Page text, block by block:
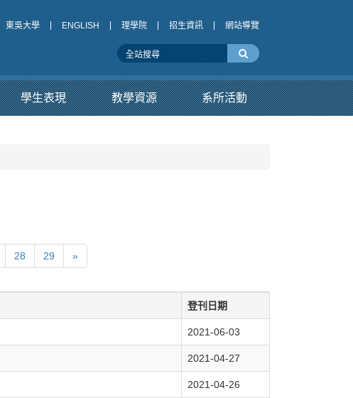
東吳大學 ENGLISH 理學院 招生資訊 網站導覽
學生表現 教學資源 系所活動
28 29 »
登刊日期
2021-06-03
2021-04-27
2021-04-26